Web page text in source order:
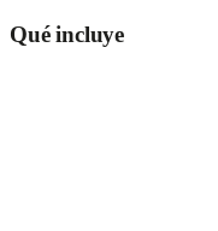
Qué incluye